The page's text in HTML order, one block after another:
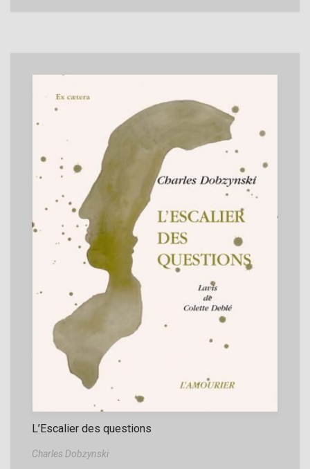
L’Escalier des questions
Charles Dobzynski